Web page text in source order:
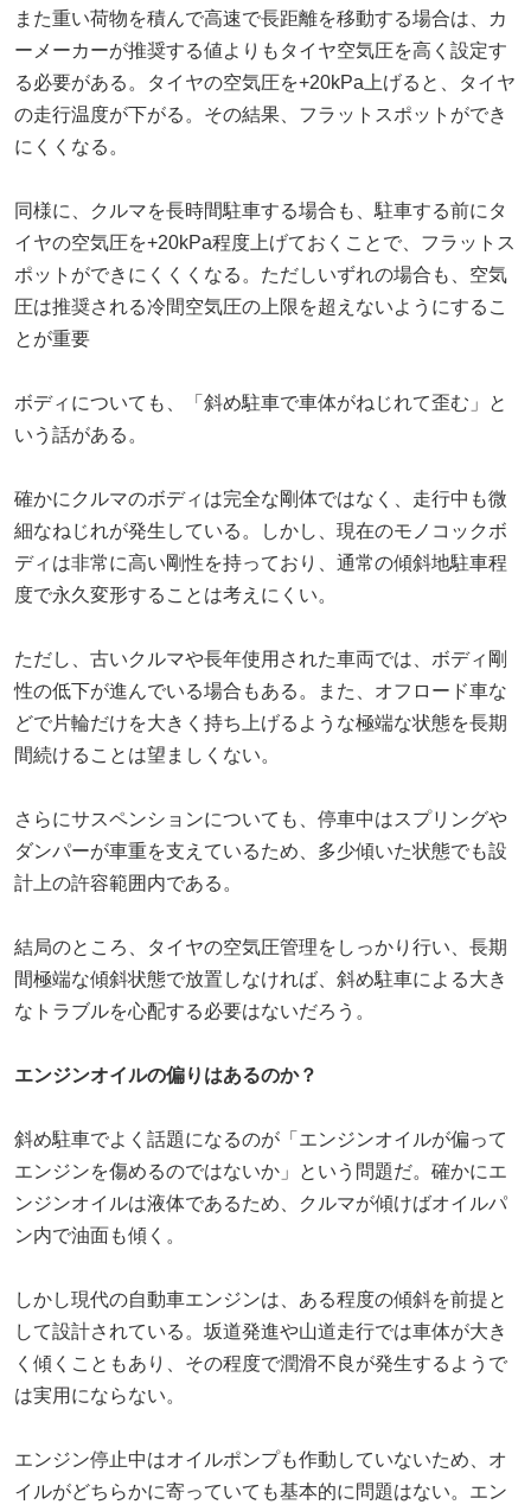
また重い荷物を積んで高速で長距離を移動する場合は、カ
ーメーカーが推奨する値よりもタイヤ空気圧を高く設定す
る必要がある。タイヤの空気圧を+20kPa上げると、タイヤ
の走行温度が下がる。その結果、フラットスポットができ
にくくなる。
同様に、クルマを長時間駐車する場合も、駐車する前にタ
イヤの空気圧を+20kPa程度上げておくことで、フラットス
ポットができにくくくなる。ただしいずれの場合も、空気
圧は推奨される冷間空気圧の上限を超えないようにするこ
とが重要
ボディについても、「斜め駐車で車体がねじれて歪む」と
いう話がある。
確かにクルマのボディは完全な剛体ではなく、走行中も微
細なねじれが発生している。しかし、現在のモノコックボ
ディは非常に高い剛性を持っており、通常の傾斜地駐車程
度で永久変形することは考えにくい。
ただし、古いクルマや長年使用された車両では、ボディ剛
性の低下が進んでいる場合もある。また、オフロード車な
どで片輪だけを大きく持ち上げるような極端な状態を長期
間続けることは望ましくない。
さらにサスペンションについても、停車中はスプリングや
ダンパーが車重を支えているため、多少傾いた状態でも設
計上の許容範囲内である。
結局のところ、タイヤの空気圧管理をしっかり行い、長期
間極端な傾斜状態で放置しなければ、斜め駐車による大き
なトラブルを心配する必要はないだろう。
エンジンオイルの偏りはあるのか？
斜め駐車でよく話題になるのが「エンジンオイルが偏って
エンジンを傷めるのではないか」という問題だ。確かにエ
ンジンオイルは液体であるため、クルマが傾けばオイルパ
ン内で油面も傾く。
しかし現代の自動車エンジンは、ある程度の傾斜を前提と
して設計されている。坂道発進や山道走行では車体が大き
く傾くこともあり、その程度で潤滑不良が発生するようで
は実用にならない。
エンジン停止中はオイルポンプも作動していないため、オ
イルがどちらかに寄っていても基本的に問題はない。エン